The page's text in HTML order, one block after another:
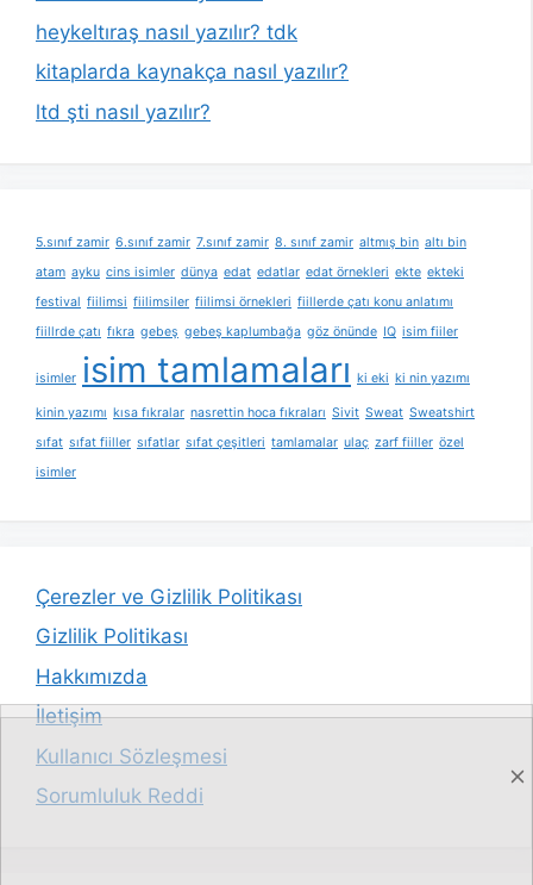
heykeltıraş nasıl yazılır? tdk
kitaplarda kaynakça nasıl yazılır?
ltd şti nasıl yazılır?
5.sınıf zamir 6.sınıf zamir 7.sınıf zamir 8. sınıf zamir altmış bin altı bin
atam ayku cins isimler dünya edat edatlar edat örnekleri ekte ekteki
festival fiilimsi fiilimsiler fiilimsi örnekleri fiillerde çatı konu anlatımı
fiillrde çatı fıkra gebeş gebeş kaplumbağa göz önünde IQ isim fiiler
isimler isim tamlamaları ki eki ki nin yazımı
kinin yazımı kısa fıkralar nasrettin hoca fıkraları Sivit Sweat Sweatshirt
sıfat sıfat fiiller sıfatlar sıfat çeşitleri tamlamalar ulaç zarf fiiller özel
isimler
Çerezler ve Gizlilik Politikası
Gizlilik Politikası
Hakkımızda
İletişim
Kullanıcı Sözleşmesi
Sorumluluk Reddi